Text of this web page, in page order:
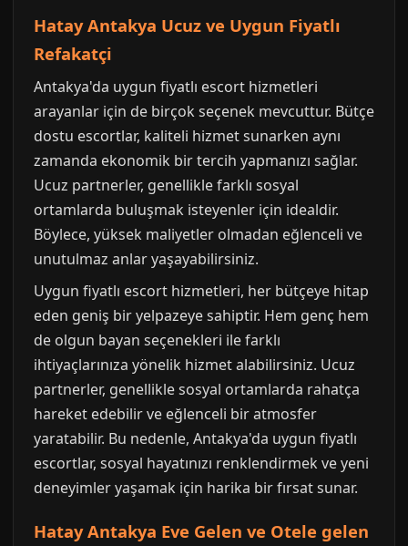
Hatay Antakya Ucuz ve Uygun Fiyatlı
Refakatçi
Antakya'da uygun fiyatlı escort hizmetleri
arayanlar için de birçok seçenek mevcuttur. Bütçe
dostu escortlar, kaliteli hizmet sunarken aynı
zamanda ekonomik bir tercih yapmanızı sağlar.
Ucuz partnerler, genellikle farklı sosyal
ortamlarda buluşmak isteyenler için idealdir.
Böylece, yüksek maliyetler olmadan eğlenceli ve
unutulmaz anlar yaşayabilirsiniz.
Uygun fiyatlı escort hizmetleri, her bütçeye hitap
eden geniş bir yelpazeye sahiptir. Hem genç hem
de olgun bayan seçenekleri ile farklı
ihtiyaçlarınıza yönelik hizmet alabilirsiniz. Ucuz
partnerler, genellikle sosyal ortamlarda rahatça
hareket edebilir ve eğlenceli bir atmosfer
yaratabilir. Bu nedenle, Antakya'da uygun fiyatlı
escortlar, sosyal hayatınızı renklendirmek ve yeni
deneyimler yaşamak için harika bir fırsat sunar.
Hatay Antakya Eve Gelen ve Otele gelen